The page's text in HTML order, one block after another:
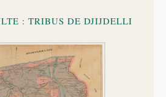
: TRIBUS DE DJIJDELLI